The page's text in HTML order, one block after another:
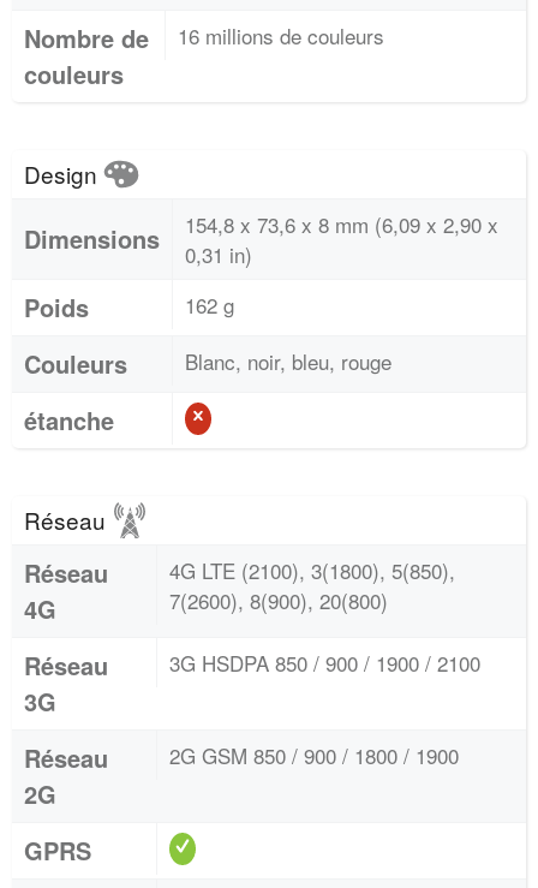
Nombre de
couleurs
16 millions de couleurs
Design
Dimensions
154,8 x 73,6 x 8 mm (6,09 x 2,90 x
0,31 in)
Poids 162 g
Couleurs Blanc, noir, bleu, rouge
étanche
Réseau
Réseau
4G
4G LTE (2100), 3(1800), 5(850),
7(2600), 8(900), 20(800)
Réseau
3G
3G HSDPA 850 / 900 / 1900 / 2100
Réseau
2G
2G GSM 850 / 900 / 1800 / 1900
GPRS